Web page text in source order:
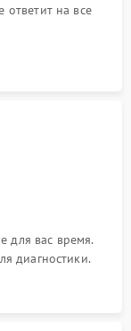
ответит на все
для вас время.
диагностики.